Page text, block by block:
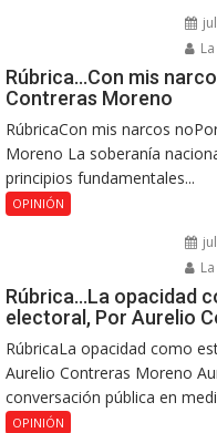
Rúbrica…Con mis
Contreras Moreno
RúbricaCon mis narcos
Moreno La soberanía
principios fundamentales...
OPINIÓN
Rúbrica…La opacidad
electoral, Por Aurelio
RúbricaLa opacidad como
Aurelio Contreras Moreno
conversación pública en
OPINIÓN